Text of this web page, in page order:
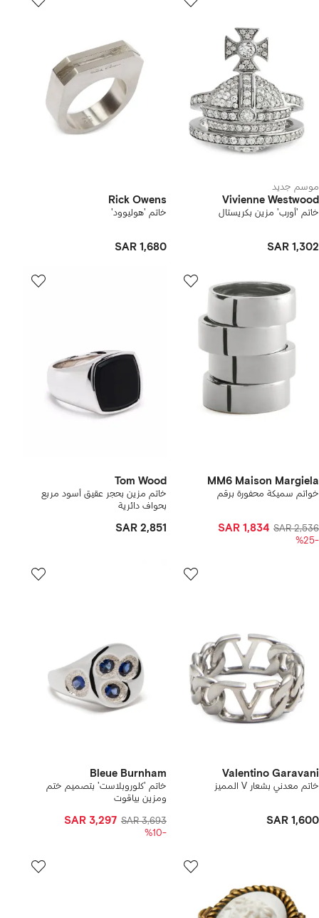
موسم جديد
Vivienne Westwood
خاتم 'أورب' مزين بكريستال
SAR 1,302
Rick Owens
خاتم 'هوليوود'
SAR 1,680
MM6 Maison Margiela
خواتم سميكة محفورة برقم
SAR 2,536
SAR 1,834
-%25
Tom Wood
خاتم مزين بحجر عقيق أسود مربع
بحواف دائرية
SAR 2,851
Valentino Garavani
خاتم معدني بشعار V المميز
SAR 1,600
Bleue Burnham
خاتم 'كلوروبلاست' بتصميم ختم
ومزين بياقوت
SAR 3,693
SAR 3,297
-%10